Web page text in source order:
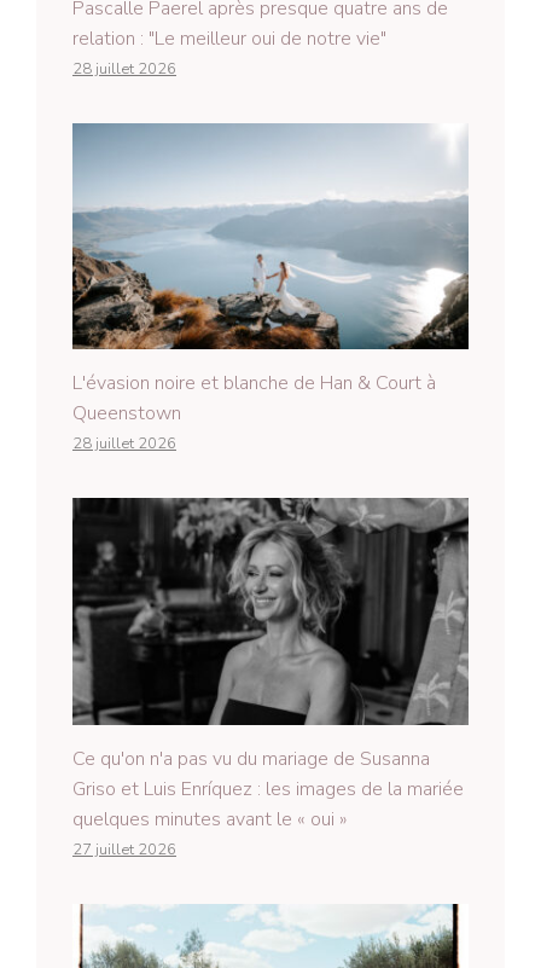
Pascalle Paerel après presque quatre ans de
relation : "Le meilleur oui de notre vie"
28 juillet 2026
L'évasion noire et blanche de Han & Court à
Queenstown
28 juillet 2026
Ce qu'on n'a pas vu du mariage de Susanna
Griso et Luis Enríquez : les images de la mariée
quelques minutes avant le « oui »
27 juillet 2026